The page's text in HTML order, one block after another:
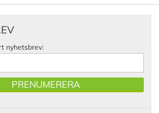
nyhetsbrev:
PRENUMERERA